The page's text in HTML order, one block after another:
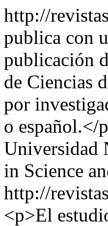
http://
publica con
publicación
de Ciencias
por
o
Universidad
in Science
http://
<p>El